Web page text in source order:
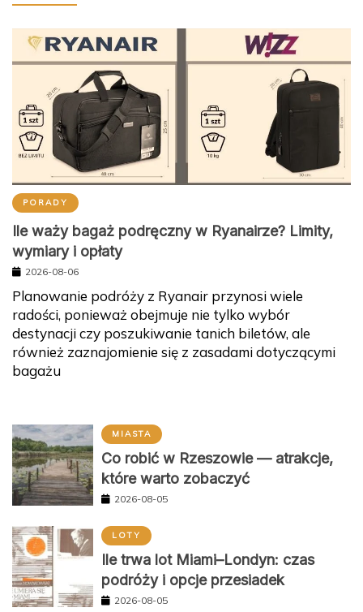
PORADY
Ile waży bagaż podręczny w Ryanairze? Limity,
wymiary i opłaty
2026-08-06
Planowanie podróży z Ryanair przynosi wiele
radości, ponieważ obejmuje nie tylko wybór
destynacji czy poszukiwanie tanich biletów, ale
również zaznajomienie się z zasadami dotyczącymi
bagażu
MIASTA
Co robić w Rzeszowie — atrakcje,
które warto zobaczyć
2026-08-05
LOTY
Ile trwa lot Miami–Londyn: czas
podróży i opcje przesiadek
2026-08-05